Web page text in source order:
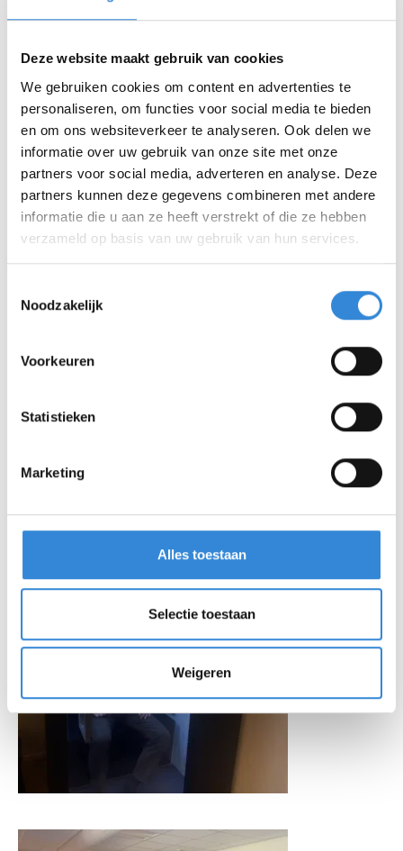
Deze website maakt gebruik van cookies
We gebruiken cookies om content en advertenties te
personaliseren, om functies voor social media te bieden
en om ons websiteverkeer te analyseren. Ook delen we
informatie over uw gebruik van onze site met onze
partners voor social media, adverteren en analyse. Deze
partners kunnen deze gegevens combineren met andere
informatie die u aan ze heeft verstrekt of die ze hebben
verzameld op basis van uw gebruik van hun services.
Noodzakelijk
Voorkeuren
Statistieken
Marketing
Alles toestaan
Selectie toestaan
Weigeren